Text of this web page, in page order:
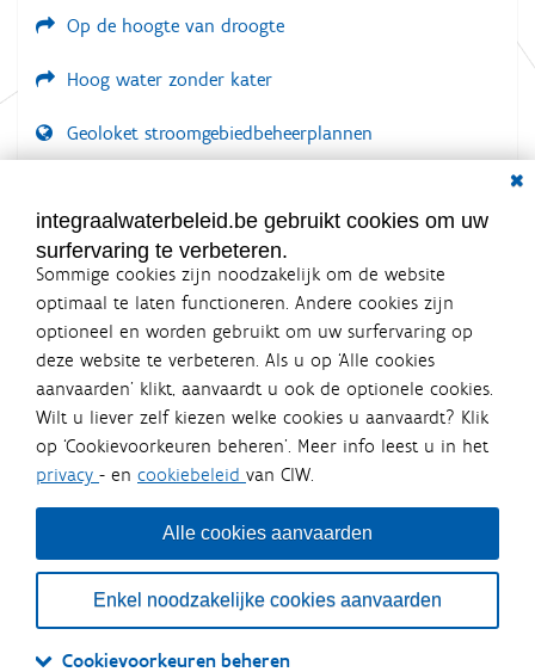
Op de hoogte van droogte
Hoog water zonder kater
Geoloket stroomgebiedbeheerplannen
LOGIN VEREIST
integraalwaterbeleid.be gebruikt cookies om uw
surfervaring te verbeteren.
Sommige cookies zijn noodzakelijk om de website
optimaal te laten functioneren. Andere cookies zijn
optioneel en worden gebruikt om uw surfervaring op
deze website te verbeteren. Als u op ‘Alle cookies
aanvaarden’ klikt, aanvaardt u ook de optionele cookies.
Wilt u liever zelf kiezen welke cookies u aanvaardt? Klik
op ‘Cookievoorkeuren beheren’. Meer info leest u in het
privacy - en cookiebeleid van CIW.
Alle cookies aanvaarden
Enkel noodzakelijke cookies aanvaarden
Cookievoorkeuren beheren
Integraalwaterbeleid.be is een
officiële website van de Vlaamse
overheid
uitgegeven door Coördinatiecommissie Integraal
Waterbeleid
De Coördinatiecommissie Integraal Waterbeleid (CIW) is een
bestuursniveaus die bij het waterbeleid betrokken zijn. Ook
waterbedrijven nemen deel aan het overleg. Deze
samenwerking zorgt voor een gecoördineerde en
geïntegreerde aanpak van het waterbeleid en waterbeheer
in Vlaanderen.
OVER CIW DISCLAIMER PRIVACY